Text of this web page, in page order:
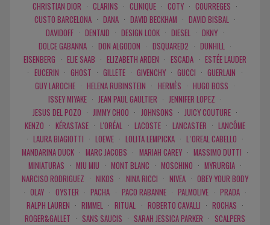
CHRISTIAN DIOR · CLARINS · CLINIQUE · COTY · COURREGES ·
CUSTO BARCELONA · DANA · DAVID BECKHAM · DAVID BISBAL ·
DAVIDOFF · DENTAID · DESIGN LOOK · DIESEL · DKNY ·
DOLCE GABANNA · DON ALGODON · DSQUARED2 · DUNHILL ·
EISENBERG · ELIE SAAB · ELIZABETH ARDEN · ESCADA · ESTÉE LAUDER
· EUCERIN · GHOST · GILLETE · GIVENCHY · GUCCI · GUERLAIN ·
GUY LAROCHE · HELENA RUBINSTEIN · HERMÈS · HUGO BOSS ·
ISSEY MIYAKE · JEAN PAUL GAULTIER · JENNIFER LOPEZ ·
JESUS DEL POZO · JIMMY CHOO · JOHNSONS · JUICY COUTURE ·
KENZO · KÉRASTASE · L'ORÉAL · LACOSTE · LANCASTER · LANCÔME
· LAURA BIAGIOTTI · LOEWE · LOLITA LEMPICKA · L`OREAL CABELLO ·
MANDARINA DUCK · MARC JACOBS · MARIAH CAREY · MASSIMO DUTTI ·
MINIATURAS · MIU MIU · MONT BLANC · MOSCHINO · MYRURGIA ·
NARCISO RODRIGUEZ · NIKOS · NINA RICCI · NIVEA · OBEY YOUR BODY
· OLAY · OYSTER · PACHA · PACO RABANNE · PALMOLIVE · PRADA ·
RALPH LAUREN · RIMMEL · RITUAL · ROBERTO CAVALLI · ROCHAS ·
ROGER&GALLET · SANS SAUCIS · SARAH JESSICA PARKER · SCALPERS